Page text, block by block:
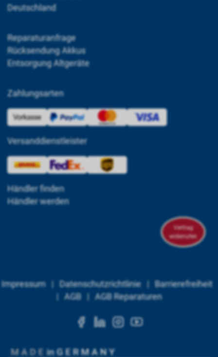
Deutschland
Reparaturanfrage
Rücksendung Akkus
Entsorgung Altgeräte
Zahlungsarten
Versanddienstleister
Händler finden
Händler werden
Vertrag
widerrufen
Impressum| Datenschutzrichtlinie| Barrierefreiheit
|AGB|AGB Reparaturen
https://
https://https://https://